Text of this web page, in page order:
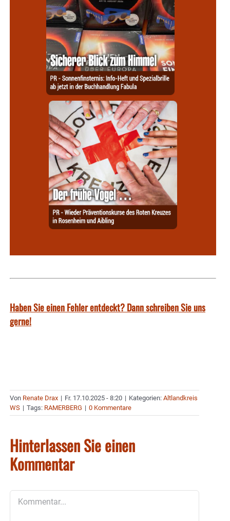
Haben Sie einen Fehler entdeckt? Dann schreiben Sie uns
gerne!
Von Renate Drax | Fr. 17.10.2025 - 8:20 | Kategorien: Altlandkreis
WS | Tags: RAMERBERG | 0 Kommentare
Hinterlassen Sie einen
Kommentar